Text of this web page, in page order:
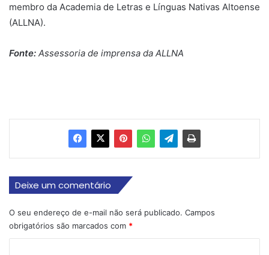
membro da Academia de Letras e Línguas Nativas Altoense
(ALLNA).
Fonte: Assessoria de imprensa da ALLNA
Deixe um comentário
O seu endereço de e-mail não será publicado. Campos
obrigatórios são marcados com *